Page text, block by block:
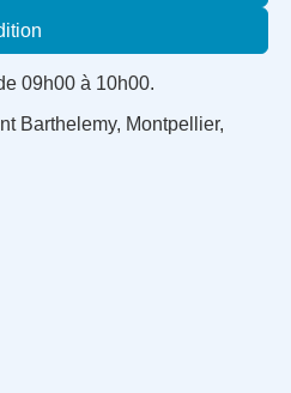
09h00 à 10h00.
Barthelemy, Montpellier,